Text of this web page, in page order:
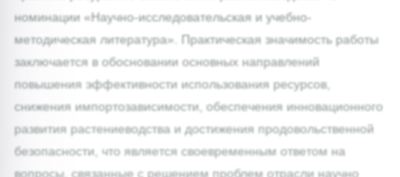
номинации «Научно-исследовательская и учебно-
методическая литература». Практическая значимость работы
заключается в обосновании основных направлений
повышения эффективности использования ресурсов,
снижения импортозависимости, обеспечения инновационного
развития растениеводства и достижения продовольственной
безопасности, что является своевременным ответом на
вопросы, связанные с решением проблем отрасли научно